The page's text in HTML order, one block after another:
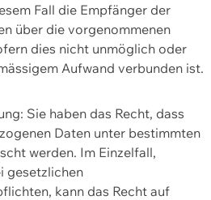
Fall die Empfänger der
über die vorgenommenen
dies nicht unmöglich oder
Aufwand verbunden ist.
Sie haben das Recht, dass
Daten unter bestimmten
werden. Im Einzelfall,
gesetzlichen
kann das Recht auf